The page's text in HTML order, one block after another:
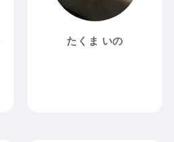
たくま いの